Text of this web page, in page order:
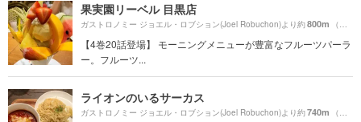
果実園リーベル 目黒店
ガストロノミー ジョエル・ロブション(Joel Robuchon)より約800m （徒歩14分）
【4巻20話登場】 モーニングメニューが豊富なフルーツパーラ
ー。フルーツ...
ライオンのいるサーカス
ガストロノミー ジョエル・ロブション(Joel Robuchon)より約740m （徒歩13分）